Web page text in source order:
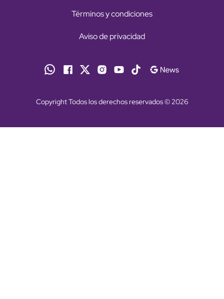
Términos y condiciones
Aviso de privacidad
Copyright Todos los derechos reservados © 2026